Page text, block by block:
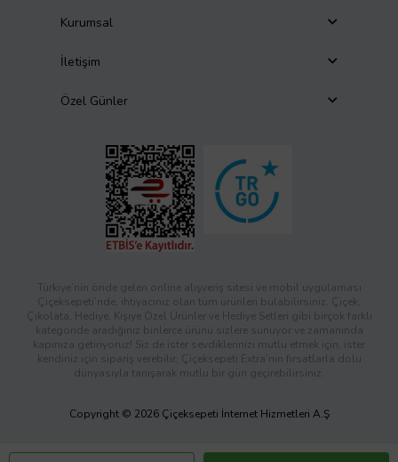
Kurumsal
İletişim
Özel Günler
Türkiye’nin önde gelen online alışveriş sitesi ve mobil uygulaması
Çiçeksepeti’nde, ihtiyacınız olan tüm ürünleri bulabilirsiniz. Çiçek,
Çikolata, Hediye, Kişiye Özel Ürünler ve Hediye Setleri gibi birçok farklı
kategoride aradığınız binlerce ürünü sizlere sunuyor ve zamanında
kapınıza getiriyoruz! Siz de ister sevdiklerinizi mutlu etmek için, ister
kendiniz için sipariş verebilir; Çiçeksepeti Extra’nın fırsatlarla dolu
dünyasıyla tanışarak mutlu bir gün geçirebilirsiniz.
Copyright © 2026 Çiçeksepeti İnternet Hizmetleri A.Ş